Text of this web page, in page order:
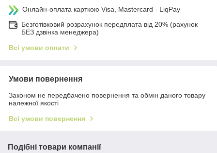
Онлайн-оплата карткою Visa, Mastercard - LiqPay
Безготівковий розрахунок передплата від 20% (рахунок
БЕЗ дзвінка менеджера)
Всі умови оплати
Умови повернення
Законом не передбачено повернення та обмін даного товару
належної якості
Всі умови повернення
Подібні товари компанії